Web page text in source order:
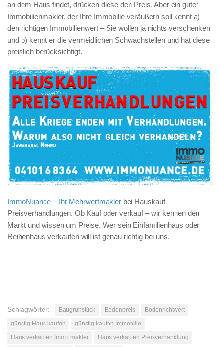
an dem Haus findet, drücken diese den Preis. Aber ein guter
Immobilienmakler, der Ihre Immobilie veräußern soll kennt a)
den richtigen Immobilienwert – Sie wollen ja nichts verschenken
und b) kennt er die vermeidlichen Schwachstellen und hat diese
preislich berücksichtigt.
ImmoNuance – Ihr Mehrwertmakler bei Hauskauf
Preisverhandlungen. Ob Kauf oder verkauf – wir kennen den
Markt und wissen um Preise. Wer sein Einfamilienhaus oder
Reihenhaus verkaufen will ist genau richtig bei uns.
Schlagwörter: Baugrunstück Bodenpreis
Bodenrichtwert
günstig Haus kaufen
günstig kaufen Immobilie
Haus verkaufen Immo makler
Haus verkaufen Preisverhandlung